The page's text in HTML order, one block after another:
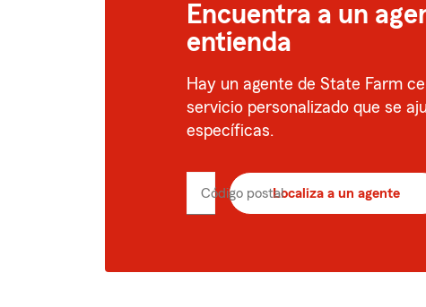
Encuentra a un
entienda
Hay un agente de State Farm
servicio personalizado que se
específicas.
Código postalIngrese
5
Localiza a un agente